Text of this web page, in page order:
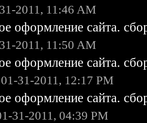
2011, 11:46 AM
оформление сайта.
2011, 11:50 AM
оформление сайта.
31-2011, 12:17 PM
оформление сайта.
31-2011, 04:39 PM